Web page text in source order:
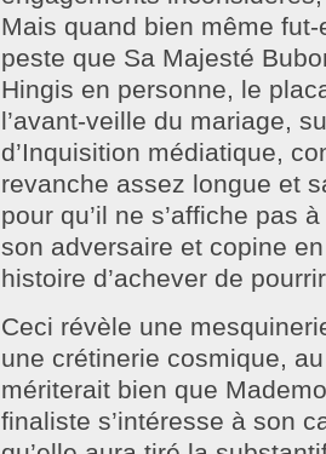
Mais quand bien même
peste que Sa Majesté
Hingis en personne, le
l’avant-veille du mariage,
d’Inquisition médiatique,
revanche assez longue et
pour qu’il ne s’affiche pas
son adversaire et copine
histoire d’achever de
Ceci révèle une
une crétinerie cosmique,
mériterait bien que
finaliste s’intéresse à son